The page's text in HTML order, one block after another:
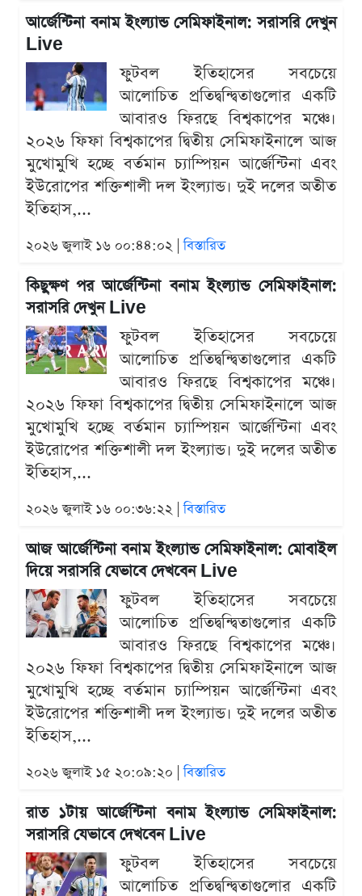
আর্জেন্টিনা বনাম ইংল্যান্ড সেমিফাইনাল: সরাসরি দেখুন
Live
ফুটবল ইতিহাসের সবচেয়ে
আলোচিত প্রতিদ্বন্দ্বিতাগুলোর একটি
আবারও ফিরছে বিশ্বকাপের মঞ্চে।
২০২৬ ফিফা বিশ্বকাপের দ্বিতীয় সেমিফাইনালে আজ
মুখোমুখি হচ্ছে বর্তমান চ্যাম্পিয়ন আর্জেন্টিনা এবং
ইউরোপের শক্তিশালী দল ইংল্যান্ড। দুই দলের অতীত
ইতিহাস,...
২০২৬ জুলাই ১৬ ০০:৪৪:০২ |বিস্তারিত
কিছুক্ষণ পর আর্জেন্টিনা বনাম ইংল্যান্ড সেমিফাইনাল:
সরাসরি দেখুন Live
ফুটবল ইতিহাসের সবচেয়ে
আলোচিত প্রতিদ্বন্দ্বিতাগুলোর একটি
আবারও ফিরছে বিশ্বকাপের মঞ্চে।
২০২৬ ফিফা বিশ্বকাপের দ্বিতীয় সেমিফাইনালে আজ
মুখোমুখি হচ্ছে বর্তমান চ্যাম্পিয়ন আর্জেন্টিনা এবং
ইউরোপের শক্তিশালী দল ইংল্যান্ড। দুই দলের অতীত
ইতিহাস,...
২০২৬ জুলাই ১৬ ০০:৩৬:২২ |বিস্তারিত
আজ আর্জেন্টিনা বনাম ইংল্যান্ড সেমিফাইনাল: মোবাইল
দিয়ে সরাসরি যেভাবে দেখবেন Live
ফুটবল ইতিহাসের সবচেয়ে
আলোচিত প্রতিদ্বন্দ্বিতাগুলোর একটি
আবারও ফিরছে বিশ্বকাপের মঞ্চে।
২০২৬ ফিফা বিশ্বকাপের দ্বিতীয় সেমিফাইনালে আজ
মুখোমুখি হচ্ছে বর্তমান চ্যাম্পিয়ন আর্জেন্টিনা এবং
ইউরোপের শক্তিশালী দল ইংল্যান্ড। দুই দলের অতীত
ইতিহাস,...
২০২৬ জুলাই ১৫ ২০:০৯:২০ |বিস্তারিত
রাত ১টায় আর্জেন্টিনা বনাম ইংল্যান্ড সেমিফাইনাল:
সরাসরি যেভাবে দেখবেন Live
ফুটবল ইতিহাসের সবচেয়ে
আলোচিত প্রতিদ্বন্দ্বিতাগুলোর একটি